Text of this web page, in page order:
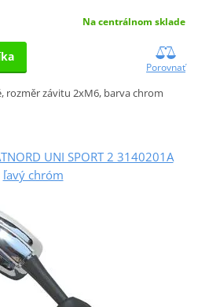
Na centrálnom sklade
Porovnať
rozměr závitu 2xM6, barva chrom
UNI SPORT 2 3140201A
ľavý chróm